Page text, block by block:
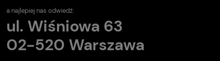
a najlepiej nas odwiedź:
ul. Wiśniowa 63
02-520 Warszawa